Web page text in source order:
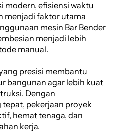
modern, efisiensi waktu
menjadi faktor utama
mesin Bar Bender
menjadi lebih
manual.
presisi membantu
bangunan agar lebih kuat
Dengan
pekerjaan proyek
hemat tenaga, dan
kerja.